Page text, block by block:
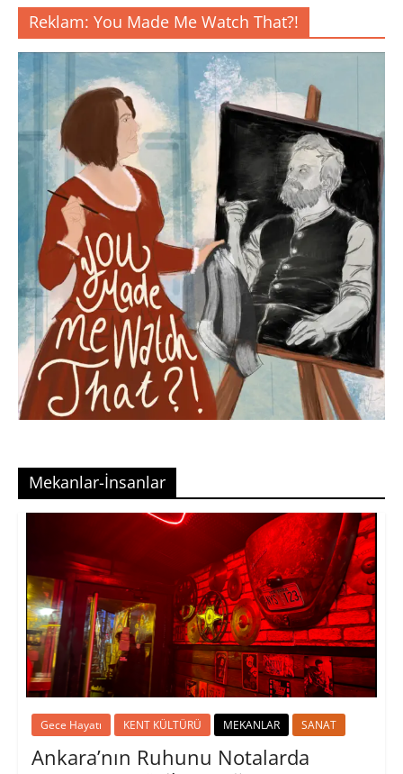
Reklam: You Made Me Watch That?!
Mekanlar-İnsanlar
Gece Hayatı KENT KÜLTÜRÜ MEKANLAR SANAT
Ankara’nın Ruhunu Notalarda